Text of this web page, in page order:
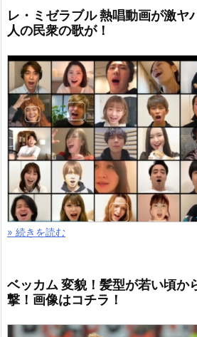
レ・ミゼラブル 熱唱動画が激ヤ
人の民衆の歌が！
» 続きを読む
ベッカム 変貌！髪型が若い頃か
撃！画像はコチラ！